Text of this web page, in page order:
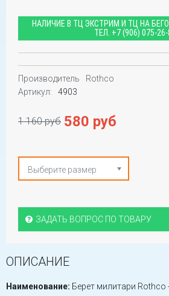
НАЛИЧИЕ В ТЦ ЭКСТРИМ И ТЦ НА
ТЕЛ. +7 (906) 075-26-
Производитель
Rothco
Артикул:
4903
1 160 руб 580 руб
Выберите размер
ЗАДАТЬ ВОПРОС ПО ТОВАРУ
ОПИСАНИЕ
Наименование: Берет милитари Rothco